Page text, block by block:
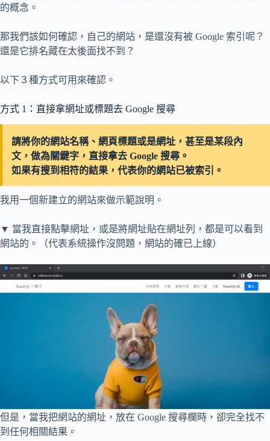
的概念。
那我們該如何確認，自己的網站，是還沒有被 Google 索引呢？
還是它排名藏在太後面找不到？
以下３種方式可用來確認。
方式 1：直接拿網址或標題去 Google 搜尋
請將你的網站名稱、網頁標題或是網址，甚至是某段內
文，做為關鍵字，直接拿去 Google 搜尋。
如果有搜到相符的結果，代表你的網站已被索引。
我用一個新建立的網站來做示範說明。
▼ 當我直接點擊網址，或是將網址貼在網址列，都是可以看到
網站的。（代表系統操作沒問題，網站的確已上線）
但是，當我把網站的網址，放在 Google 搜尋欄時，卻完全找不
到任何相關結果。